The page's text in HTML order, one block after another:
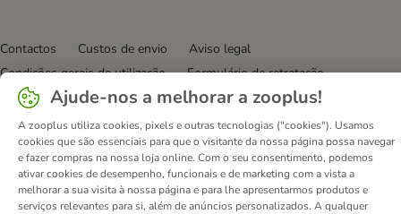
Contactos Custos de envio
Aviso legal
Condições gerais de utilização
Formulário de retratação
Métodos de pagamento
Quem somos DSA
Emprego
Política de privacidade
Website Corporativo
Declaração de acessibilidade
© zooplus SE2026
Ajude-nos a melhorar a zooplus!
A zooplus utiliza cookies, pixels e outras tecnologias ("cookies"). Usamos
cookies que são essenciais para que o visitante da nossa página possa navegar
e fazer compras na nossa loja online. Com o seu consentimento, podemos
ativar cookies de desempenho, funcionais e de marketing com a vista a
melhorar a sua visita à nossa página e para lhe apresentarmos produtos e
serviços relevantes para si, além de anúncios personalizados. A qualquer